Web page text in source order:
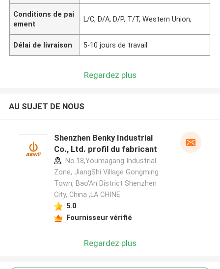
Conditions de pai
ement
L/C, D/A, D/P, T/T, Western Union,
Délai de livraison 5-10 jours de travail
Regardez plus
AU SUJET DE NOUS
Shenzhen Benky Industrial
Co., Ltd. profil du fabricant
No.18,Youmagang Industrial
Zone, JiangShi Village Gongming
Town, Bao'An District Shenzhen
City, China ,LA CHINE
5.0
Fournisseur vérifié
Regardez plus